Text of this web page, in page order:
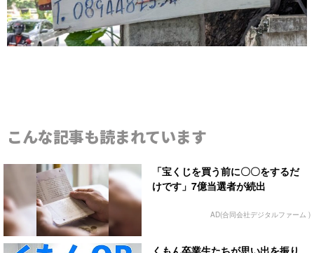
こんな記事も読まれています
「宝くじを買う前に〇〇をするだ
けです」7億当選者が続出
AD(合同会社デジタルファーム )
くもん卒業生たちが思い出を振り